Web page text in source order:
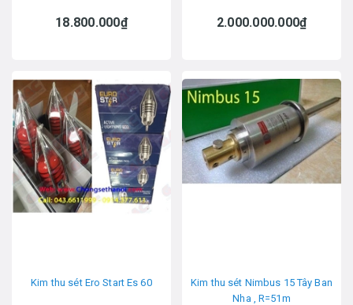
18.800.000₫ 2.000.000.000₫
Kim thu sét Ero Start Es 60
Kim thu sét Nimbus 15 Tây Ban
Nha , R=51m